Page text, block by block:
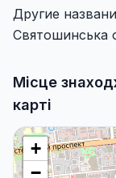
Другие
Святошинська
Місце
карті
+
−